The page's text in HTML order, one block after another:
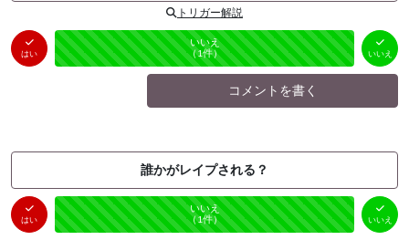
トリガー解説
はい
はい
（0件）
未投票
いいえ
（1件） いいえ
コメントを書く
誰かがレイプされる？
はい
はい
（0件）
未投票
いいえ
（1件） いいえ